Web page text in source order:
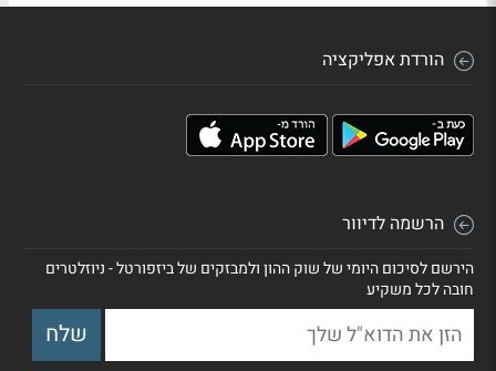
הורדת אפליקציה
הרשמה לדיוור
הירשם לסיכום היומי של שוק ההון ולמבזקים של ביזפורטל - ניוזלטרים
חובה לכל משקיע